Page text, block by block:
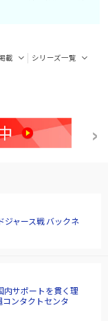
載
シリーズ一覧
ジャース戦 バックネ
内サポートを貫く理
ンタクトセンタ